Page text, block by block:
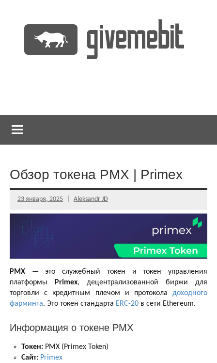
содержимому
Обзор токена PMX | Primex
23 января, 2025 Aleksandr JD
PMX — это служебный токен и токен управления
платформы
Primex, децентрализованной биржи для
торговли с кредитным плечом и протокола доходного
фарминга. Это токен стандарта ERC-20 в сети Ethereum.
Информация о токене PMX
Токен: PMX (Primex Token)
Сайт: Primex